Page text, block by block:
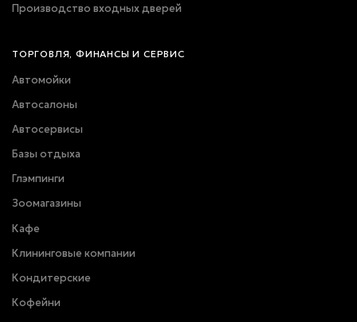
Производство входных дверей
ТОРГОВЛЯ, ФИНАНСЫ И СЕРВИС
Автомойки
Автосалоны
Автосервисы
Базы отдыха
Глэмпинги
Зоомагазины
Кафе
Клининговые компании
Кондитерские
Кофейни